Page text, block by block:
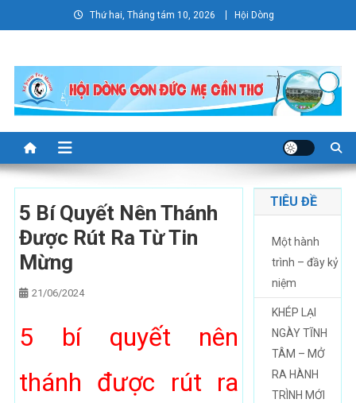
to
Thứ hai, Tháng tám 10, 2026 Hội Dòng
5 Bí Quyết Nên Thánh
Được Rút Ra Từ Tin
Mừng
21/06/2024
5 bí quyết nên
thánh được rút ra
TIÊU ĐỀ
Một hành
trình – đầy kỷ
niệm
KHÉP LẠI
NGÀY TĨNH
TÂM – MỞ
RA HÀNH
TRÌNH MỚI